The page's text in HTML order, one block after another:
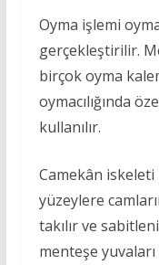
Oyma işlemi
gerçekleştirilir.
birçok oyma
oymacılığında
kullanılır.
Camekân
yüzeylere
takılır ve
menteşe